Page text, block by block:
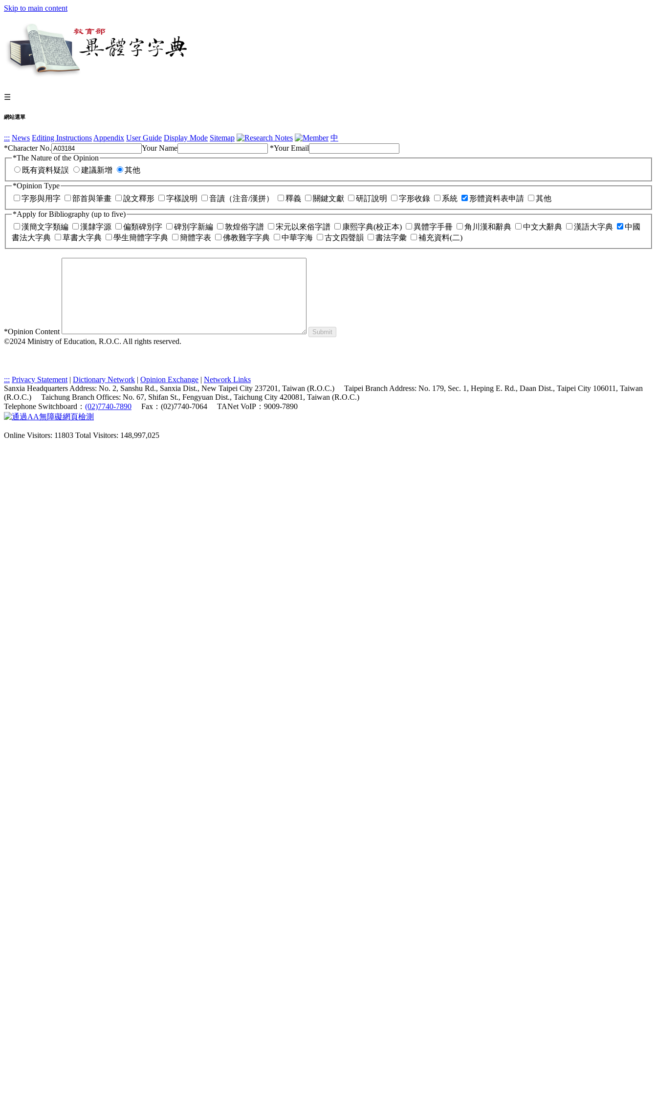
Skip to main content
☰
網站選單
::: News Editing Instructions Appendix User Guide Display Mode Sitemap
中
*Character No. Your Name *Your Email
*The Nature of the Opinion
既有資料疑誤
建議新增
其他
*Opinion Type
字形與用字
部首與筆畫 說文釋形 字樣說明 音讀（注音/漢拼） 釋義 關鍵文獻 研訂說明 字形收錄 系統 形體資料表申請
其他
*Apply for Bibliography (up to five)
漢簡文字類編
漢隸字源 偏類碑別字 碑別字新編 敦煌俗字譜 宋元以來俗字譜 康熙字典(校正本) 異體字手冊 角川漢和辭典 中文大辭典 漢語大字典
中國
書法大字典
草書大字典 學生簡體字字典 簡體字表 佛教難字字典 中華字海 古文四聲韻 書法字彙 補充資料(二)
*Opinion Content Submit
©2024 Ministry of Education, R.O.C. All rights reserved.
::: Privacy Statement | Dictionary Network | Opinion Exchange | Network Links
Sanxia Headquarters Address: No. 2, Sanshu Rd., Sanxia Dist., New Taipei City 237201, Taiwan (R.O.C.)
Taipei Branch Address: No. 179, Sec. 1, Heping E. Rd., Daan Dist., Taipei City 106011, Taiwan
(R.O.C.)
Taichung Branch Offices: No. 67, Shifan St., Fengyuan Dist., Taichung City 420081, Taiwan (R.O.C.)
Telephone Switchboard： (02)7740-7890 Fax：(02)7740-7064 TANet VoIP：9009-7890
Online Visitors: 11803 Total Visitors: 148,997,025